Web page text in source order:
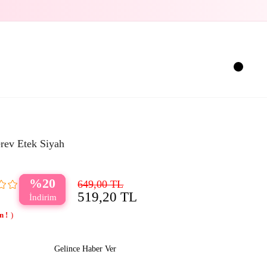
Etek Siyah
20 649,00 TL
519,20 TL
Gelince Haber Ver